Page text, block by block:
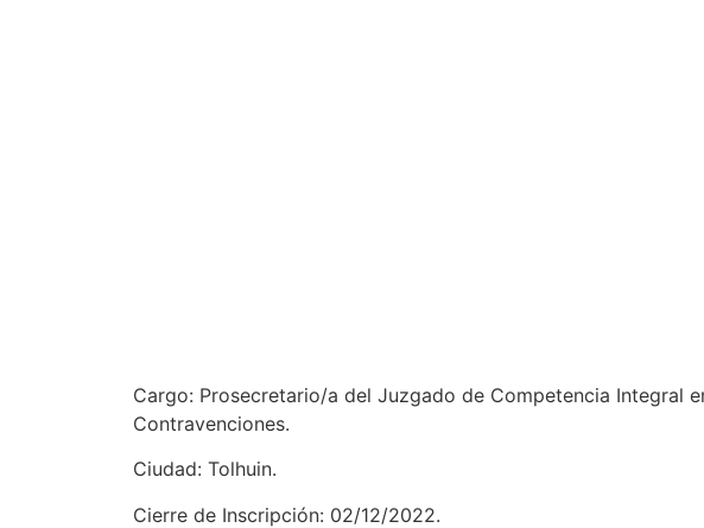
Cargo: Prosecretario/a del Juzgado de Competencia Integral
Contravenciones.
Ciudad: Tolhuin.
Cierre de Inscripción: 02/12/2022.